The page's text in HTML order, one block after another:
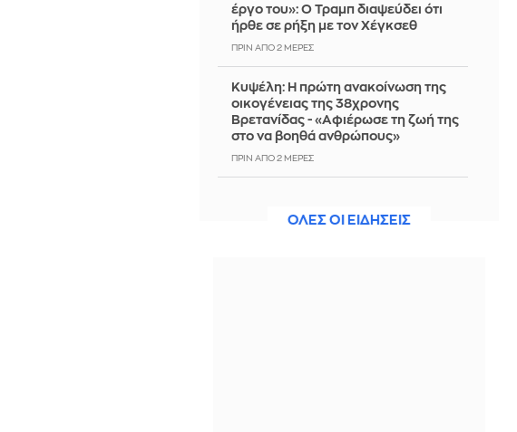
έργο του»: Ο Τραμπ διαψεύδει ότι
ήρθε σε ρήξη με τον Χέγκσεθ
ΠΡΙΝ ΑΠΌ 2 ΜΈΡΕΣ
Κυψέλη: Η πρώτη ανακοίνωση της
οικογένειας της 38χρονης
Βρετανίδας - «Αφιέρωσε τη ζωή της
στο να βοηθά ανθρώπους»
ΠΡΙΝ ΑΠΌ 2 ΜΈΡΕΣ
του πλανήτη - Το πιο παράξενο ίσως
ΟΛΕΣ ΟΙ ΕΙΔΗΣΕΙΣ